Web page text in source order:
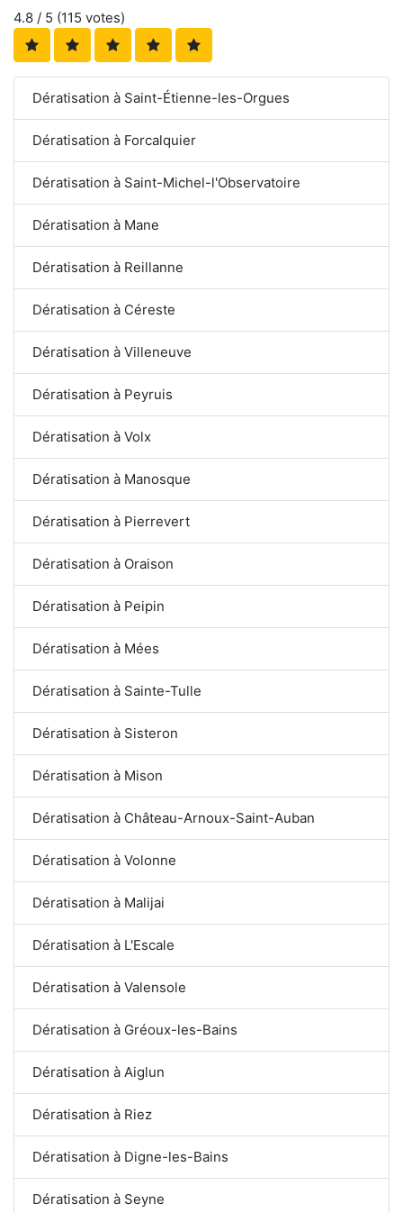
4.8 / 5 (115 votes)
Dératisation à Saint-Étienne-les-Orgues
Dératisation à Forcalquier
Dératisation à Saint-Michel-l'Observatoire
Dératisation à Mane
Dératisation à Reillanne
Dératisation à Céreste
Dératisation à Villeneuve
Dératisation à Peyruis
Dératisation à Volx
Dératisation à Manosque
Dératisation à Pierrevert
Dératisation à Oraison
Dératisation à Peipin
Dératisation à Mées
Dératisation à Sainte-Tulle
Dératisation à Sisteron
Dératisation à Mison
Dératisation à Château-Arnoux-Saint-Auban
Dératisation à Volonne
Dératisation à Malijai
Dératisation à L'Escale
Dératisation à Valensole
Dératisation à Gréoux-les-Bains
Dératisation à Aiglun
Dératisation à Riez
Dératisation à Digne-les-Bains
Dératisation à Seyne